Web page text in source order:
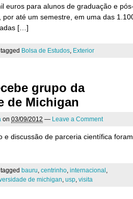
euros para alunos de graduação e
por até um semestre, em uma das
[…]
Bolsa de Estudos, Exterior
grupo da
de Michigan
on 03/09/2012 — Leave a Comment
e discussão de parceria científica
bauru, centrinho, internacional ,
de michigan, usp, visita